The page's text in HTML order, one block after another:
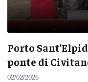
Porto
ponte di
02/02/2026